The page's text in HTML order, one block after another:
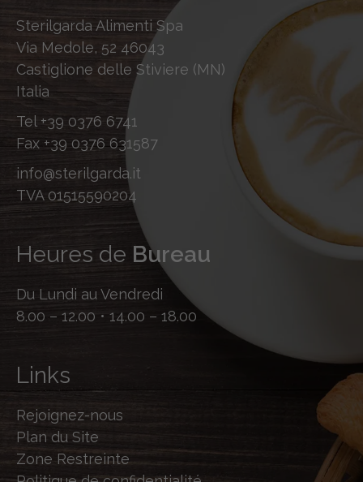
Sterilgarda Alimenti Spa
Via Medole, 52 46043
Castiglione delle Stiviere (MN)
Italia
Tel +39 0376 6741
Fax +39 0376 631587
info@sterilgarda.it
TVA 01515590204
Heures de Bureau
Du Lundi au Vendredi
8.00 – 12.00 • 14.00 – 18.00
Links
Rejoignez-nous
Plan du Site
Zone Restreinte